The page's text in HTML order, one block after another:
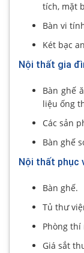
tích, mặt
Bàn vi
Két bạc
Nội thất gia
Bàn ghế
liệu ống
Các sản
Bàn ghế
Nội thất phục
Bàn ghế.
Tủ thư
Phòng thí
Giá sắt